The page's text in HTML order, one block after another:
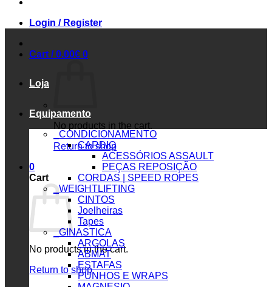
Login / Register
Cart /0.00€ 0
No products in the cart.
Return to shop
0
Cart
No products in the cart.
Return to shop
Loja
Equipamento
_CONDICIONAMENTO
CARDIO
ACESSÓRIOS ASSAULT
PEÇAS REPOSIÇÃO
CORDAS | SPEED ROPES
_WEIGHTLIFTING
CINTOS
Joelheiras
Tapes
_GINASTICA
ARGOLAS
ABMAT
ESTAFAS
PUNHOS E WRAPS